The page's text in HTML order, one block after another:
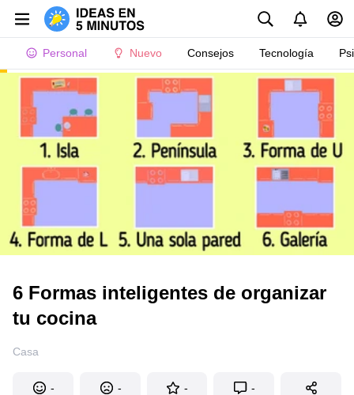
Personal Nuevo Consejos Tecnología
6 Formas inteligentes de organizar
tu cocina
Casa
- - - -